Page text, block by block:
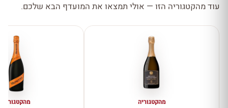
עוד מהקטגוריה הזו — אולי תמצאו את המועדף הבא שלכם.
מהקטגוריה מהקטגוריה